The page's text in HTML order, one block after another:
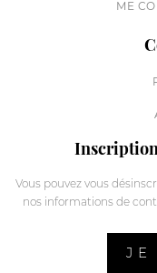
ME
Inscription
Vous pouvez vous
nos informations de
JE